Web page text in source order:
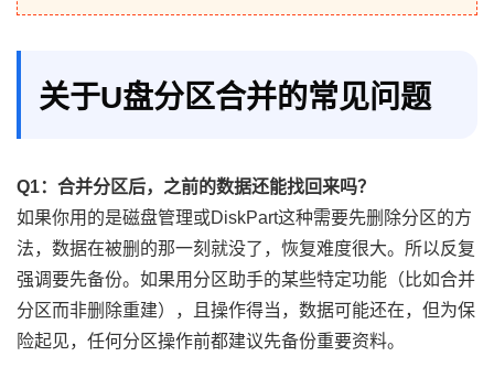
关于U盘分区合并的常见问题
Q1：合并分区后，之前的数据还能找回来吗？
如果你用的是磁盘管理或DiskPart这种需要先删除分区的方
法，数据在被删的那一刻就没了，恢复难度很大。所以反复
强调要先备份。如果用分区助手的某些特定功能（比如合并
分区而非删除重建），且操作得当，数据可能还在，但为保
险起见，任何分区操作前都建议先备份重要资料。